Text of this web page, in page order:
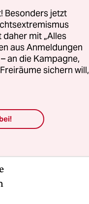
Besonders jetzt
mit „Alles
aus Anmeldungen
an die Kampagne,
sichern will,